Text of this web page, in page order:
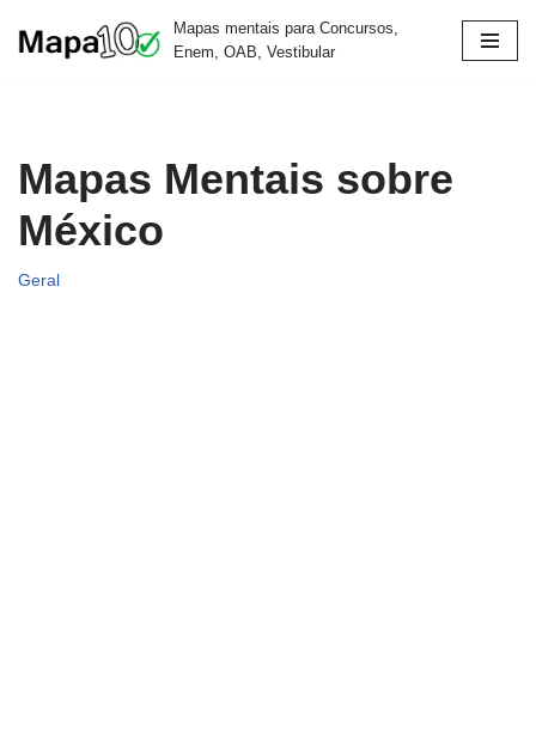
Mapas mentais para Concursos,
Enem, OAB, Vestibular
Mapas Mentais sobre
México
Geral